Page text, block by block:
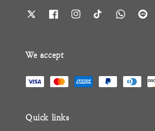
We accept
Quick links